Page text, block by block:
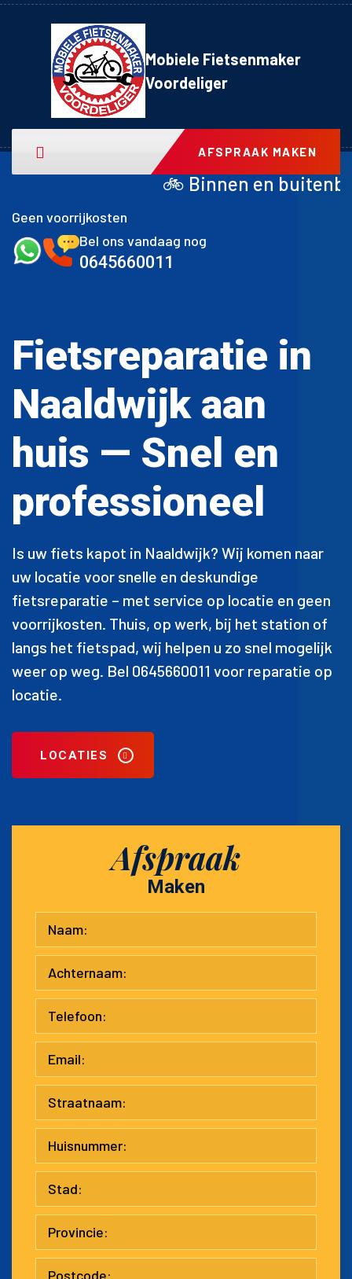
Mobiele Fietsenmaker
Voordeliger
AFSPRAAK MAKEN
🚲 Binnen en buitenband achter
Geen voorrijkosten
Bel ons vandaag nog
0645660011
Fietsreparatie in
Naaldwijk aan
huis — Snel en
professioneel
Is uw fiets kapot in Naaldwijk? Wij komen naar
uw locatie voor snelle en deskundige
fietsreparatie – met service op locatie en geen
voorrijkosten. Thuis, op werk, bij het station of
langs het fietspad, wij helpen u zo snel mogelijk
weer op weg. Bel 0645660011 voor reparatie op
locatie.
LOCATIES
Afspraak
Maken